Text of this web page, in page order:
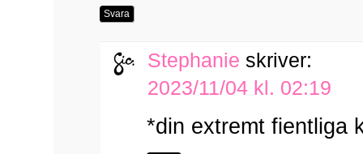
Svara
Stephanie skriver:
2023/11/04 kl. 02:19
*din extremt fientliga